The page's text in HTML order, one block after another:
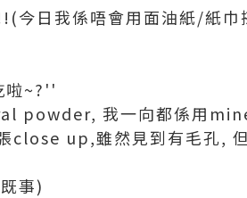
今日我係唔會用面油紙/紙巾
啦~?''
powder, 我一向都係用
close up,雖然見到有毛孔,
事)